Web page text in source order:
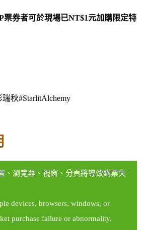
票券者可於現場已NT$1元加購限定特
瑞秋#StarlitAlchemy
、瀏覽器、視窗、分頁將導致購票失
devices, browsers, windows, or
purchase failure or abnormality.